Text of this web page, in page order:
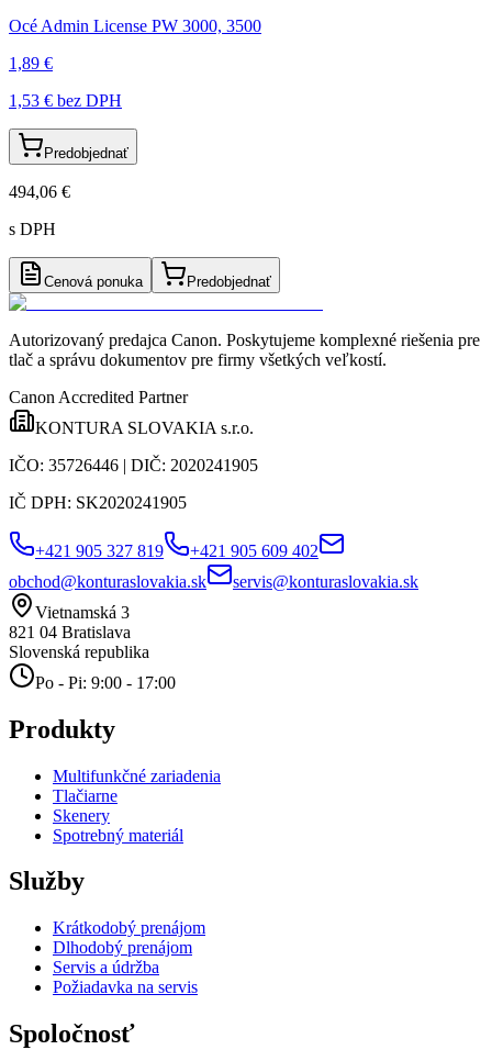
Océ Admin License PW 3000, 3500
1,89 €
1,53 € bez DPH
Predobjednať
494,06 €
s DPH
Cenová ponuka Predobjednať
Autorizovaný predajca Canon. Poskytujeme komplexné riešenia pre
tlač a správu dokumentov pre firmy všetkých veľkostí.
Canon Accredited Partner
KONTURA SLOVAKIA s.r.o.
IČO: 35726446 | DIČ: 2020241905
IČ DPH: SK2020241905
+421 905 327 819
+421 905 609 402
obchod@konturaslovakia.sk
servis@konturaslovakia.sk
Vietnamská 3
821 04 Bratislava
Slovenská republika
Po - Pi: 9:00 - 17:00
Produkty
Multifunkčné zariadenia
Tlačiarne
Skenery
Spotrebný materiál
Služby
Krátkodobý prenájom
Dlhodobý prenájom
Servis a údržba
Požiadavka na servis
Spoločnosť